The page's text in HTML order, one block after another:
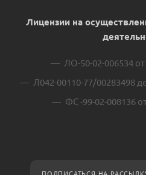
Лицензии на
ЛО-50-02-006534
Л042-00110-77/00283498
ФС -99-02-008136